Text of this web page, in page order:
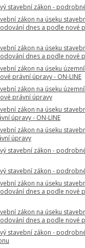
stavební zákon -
zákon na úseku
dnes a podle nové
zákon na úseku
dnes a podle nové
zákon na úseku
právní úpravy - ON-LINE
zákon na úseku
právní úpravy
zákon na úseku
úpravy - ON-LINE
zákon na úseku
úpravy
stavební zákon -
stavební zákon -
zákon na úseku
dnes a podle nové
zákon na úseku
dnes a podle nové
stavební zákon -